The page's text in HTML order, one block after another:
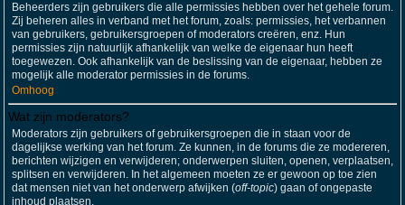
Beheerders zijn gebruikers die alle permissies hebben over het gehele forum.
Zij beheren alles in verband met het forum, zoals: permissies, het verbannen
van gebruikers, gebruikersgroepen of moderators creëren, enz. Hun
permissies zijn natuurlijk afhankelijk van welke de eigenaar hun heeft
toegewezen. Ook afhankelijk van de beslissing van de eigenaar, hebben ze
mogelijk alle moderator permissies in de forums.
Omhoog
Wat zijn moderators?
Moderators zijn gebruikers of gebruikersgroepen die in staan voor de
dagelijkse werking van het forum. Ze kunnen, in de forums die ze modereren,
berichten wijzigen en verwijderen; onderwerpen sluiten, openen, verplaatsen,
splitsen en verwijderen. In het algemeen moeten ze er gewoon op toe zien
dat mensen niet van het onderwerp afwijken (off-topic) gaan of ongepaste
inhoud plaatsen.